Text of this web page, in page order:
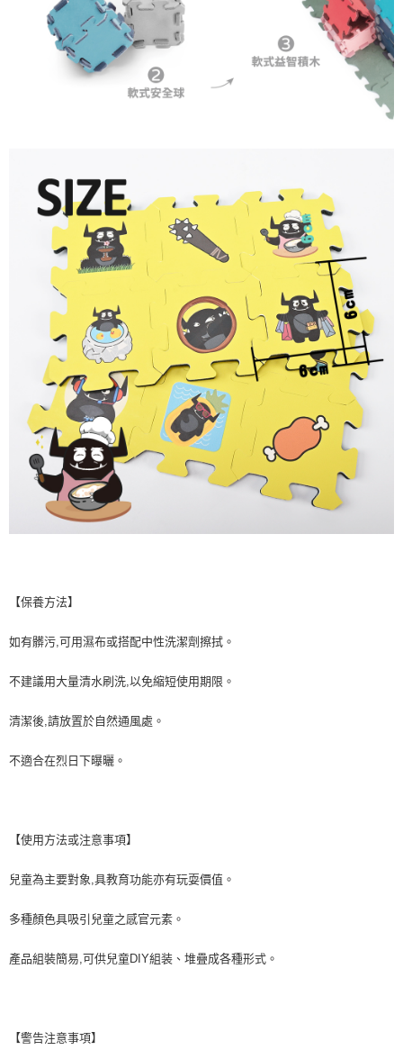
【保養方法】
如有髒污,可用濕布或搭配中性洗潔劑擦拭。
不建議用大量清水刷洗,以免縮短使用期限。
清潔後,請放置於自然通風處。
不適合在烈日下曝曬。
【使用方法或注意事項】
兒童為主要對象,具教育功能亦有玩耍價值。
多種顏色具吸引兒童之感官元素。
產品組裝簡易,可供兒童DIY組装、堆疊成各種形式。
【警告注意事項】